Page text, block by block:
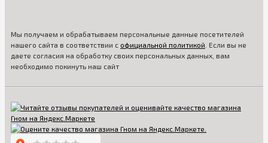
Мы получаем и обрабатываем персональные данные посетителей
нашего сайта в соответствии с официальной политикой . Если вы не
даете согласия на обработку своих персональных данных, вам
необходимо покинуть наш сайт